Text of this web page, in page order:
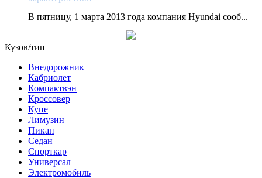
В пятницу, 1 марта 2013 года компания Hyundai сооб...
Кузов/тип
Внедорожник
Кабриолет
Компактвэн
Кроссовер
Купе
Лимузин
Пикап
Седан
Спорткар
Универсал
Электромобиль